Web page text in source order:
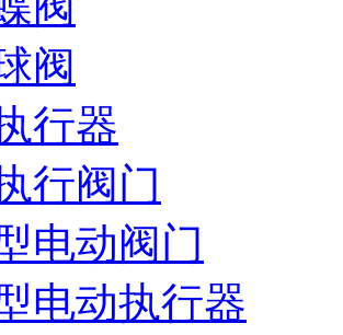
阀
行器
行阀门
电动阀门
电动执行器